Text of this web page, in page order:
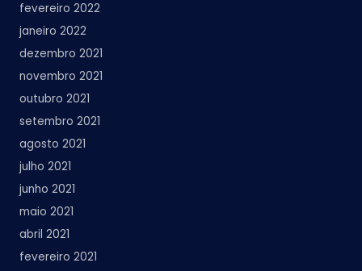
fevereiro 2022
janeiro 2022
dezembro 2021
novembro 2021
outubro 2021
setembro 2021
agosto 2021
julho 2021
junho 2021
maio 2021
abril 2021
fevereiro 2021